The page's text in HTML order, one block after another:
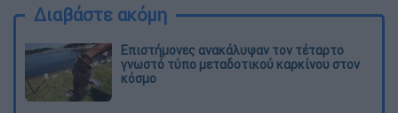
Διαβάστε ακόμη
Επιστήμονες ανακάλυψαν τον τέταρτο
γνωστό τύπο μεταδοτικού καρκίνου στον
κόσμο